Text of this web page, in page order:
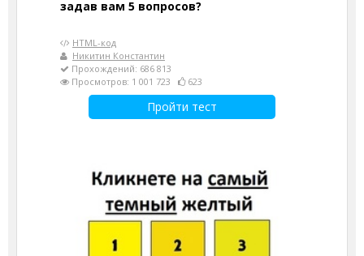
задав вам 5 вопросов?
HTML-код
Никитин Константин
Прохождений: 686 813
Просмотров: 1 001 723
623
Пройти тест